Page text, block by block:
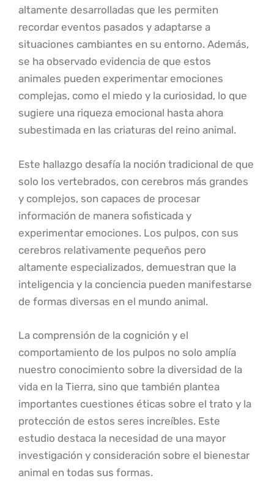
altamente desarrolladas que les permiten
recordar eventos pasados y adaptarse a
situaciones cambiantes en su entorno. Además,
se ha observado evidencia de que estos
animales pueden experimentar emociones
complejas, como el miedo y la curiosidad, lo que
sugiere una riqueza emocional hasta ahora
subestimada en las criaturas del reino animal.
Este hallazgo desafía la noción tradicional de que
solo los vertebrados, con cerebros más grandes
y complejos, son capaces de procesar
información de manera sofisticada y
experimentar emociones. Los pulpos, con sus
cerebros relativamente pequeños pero
altamente especializados, demuestran que la
inteligencia y la conciencia pueden manifestarse
de formas diversas en el mundo animal.
La comprensión de la cognición y el
comportamiento de los pulpos no solo amplía
nuestro conocimiento sobre la diversidad de la
vida en la Tierra, sino que también plantea
importantes cuestiones éticas sobre el trato y la
protección de estos seres increíbles. Este
estudio destaca la necesidad de una mayor
investigación y consideración sobre el bienestar
animal en todas sus formas.